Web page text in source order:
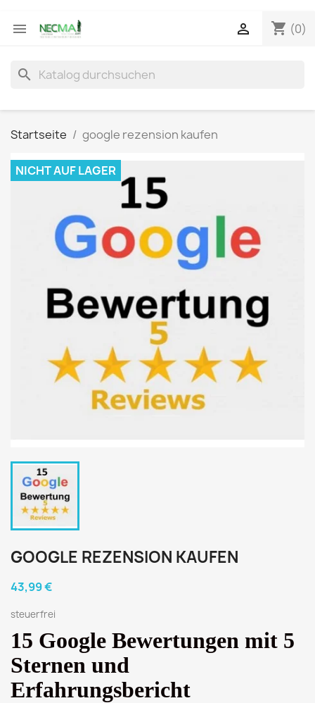
 shopping_cart (0)

search
Startseite google rezension kaufen
NICHT AUF LAGER
GOOGLE REZENSION KAUFEN
43,99 €
steuerfrei
15 Google Bewertungen mit 5
Sternen und
Erfahrungsbericht